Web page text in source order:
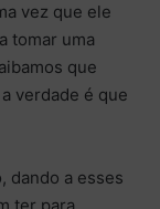
vez que ele
tomar uma
que
verdade é que
dando a esses
ter para